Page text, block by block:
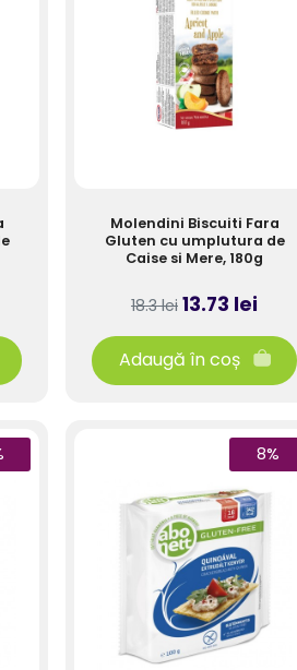
Molendini Biscuiti Fara
Gluten cu umplutura de
Caise si Mere, 180g
18.3 lei 13.73 lei
Adaugă în coș
8%